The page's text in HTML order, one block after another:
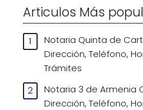
Articulos Más
Notaria Quinta de
Dirección, Teléfono,
Trámites
Notaria 3 de Armenia
Dirección, Teléfono,